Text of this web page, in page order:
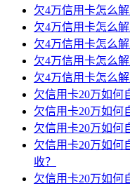
欠4万信用卡怎么
欠4万信用卡怎么
欠4万信用卡怎么
欠4万信用卡怎么
欠4万信用卡怎么
欠信用卡20万如何
欠信用卡20万如何
欠信用卡20万如何
欠信用卡20万如何
收？
欠信用卡20万如何